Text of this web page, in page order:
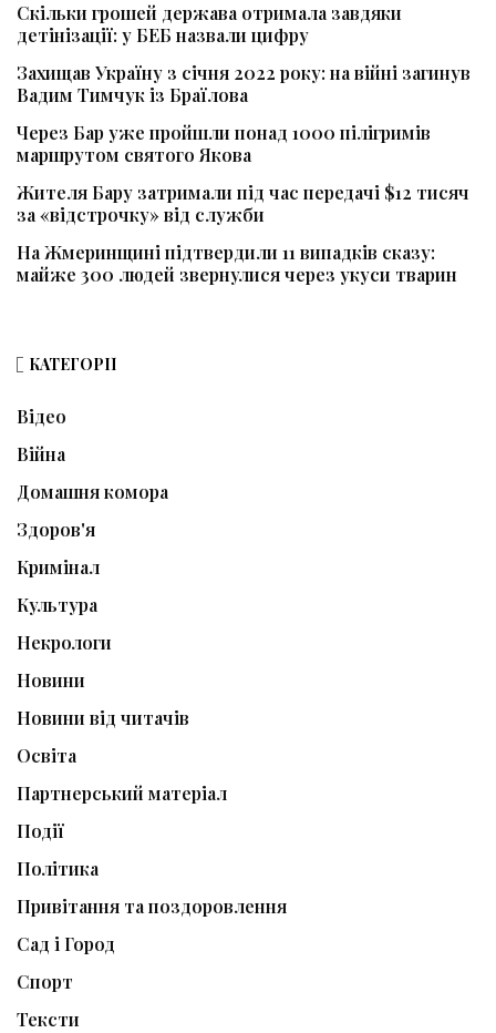
Скільки грошей держава отримала завдяки
детінізації: у БЕБ назвали цифру
Захищав Україну з січня 2022 року: на війні загинув
Вадим Тимчук із Браїлова
Через Бар уже пройшли понад 1000 пілігримів
маршрутом святого Якова
Жителя Бару затримали під час передачі $12 тисяч
за «відстрочку» від служби
На Жмеринщині підтвердили 11 випадків сказу:
майже 300 людей звернулися через укуси тварин
КАТЕГОРІЇ
Відео
Війна
Домашня комора
Здоров'я
Кримінал
Культура
Некрологи
Новини
Новини від читачів
Освіта
Партнерський матеріал
Події
Політика
Привітання та поздоровлення
Сад і Город
Спорт
Тексти